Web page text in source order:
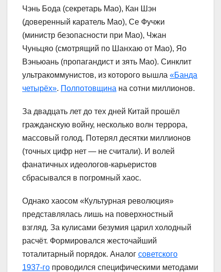
Чэнь Бода (секретарь Мао), Кан Шэн
(доверенный каратель Мао), Се Фучжи
(министр безопасности при Мао), Чжан
Чуньцяо (смотрящий по Шанхаю от Мао), Яо
Вэньюань (пропагандист и зять Мао). Синклит
ультракоммунистов, из которого вышла «Банда
четырёх». Полпотовщина на сотни миллионов.
За двадцать лет до тех дней Китай прошёл
гражданскую войну, несколько волн террора,
массовый голод. Потерял десятки миллионов
(точных цифр нет — не считали). И волей
фанатичных идеологов-карьеристов
сбрасывался в погромный хаос.
Однако хаосом «Культурная революция»
представлялась лишь на поверхностный
взгляд. За кулисами безумия царил холодный
расчёт. Формировался жесточайший
тоталитарный порядок. Аналог советского
1937-го проводился специфическими методами